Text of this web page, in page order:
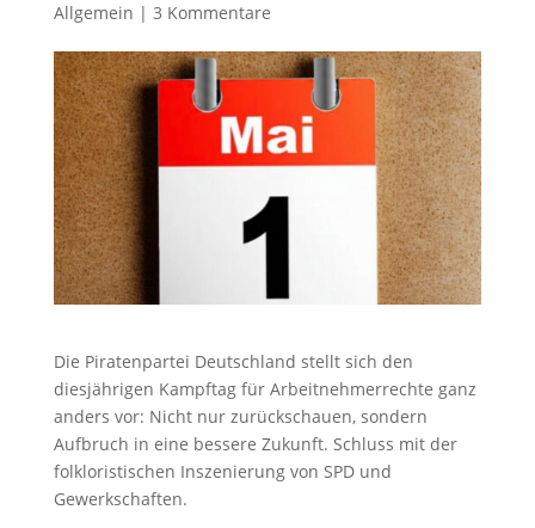
Allgemein | 3 Kommentare
Die Piratenpartei Deutschland stellt sich den
diesjährigen Kampftag für Arbeitnehmerrechte ganz
anders vor: Nicht nur zurückschauen, sondern
Aufbruch in eine bessere Zukunft. Schluss mit der
folkloristischen Inszenierung von SPD und
Gewerkschaften.